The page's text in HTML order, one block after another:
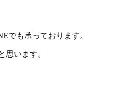
でも承っております。
思います。